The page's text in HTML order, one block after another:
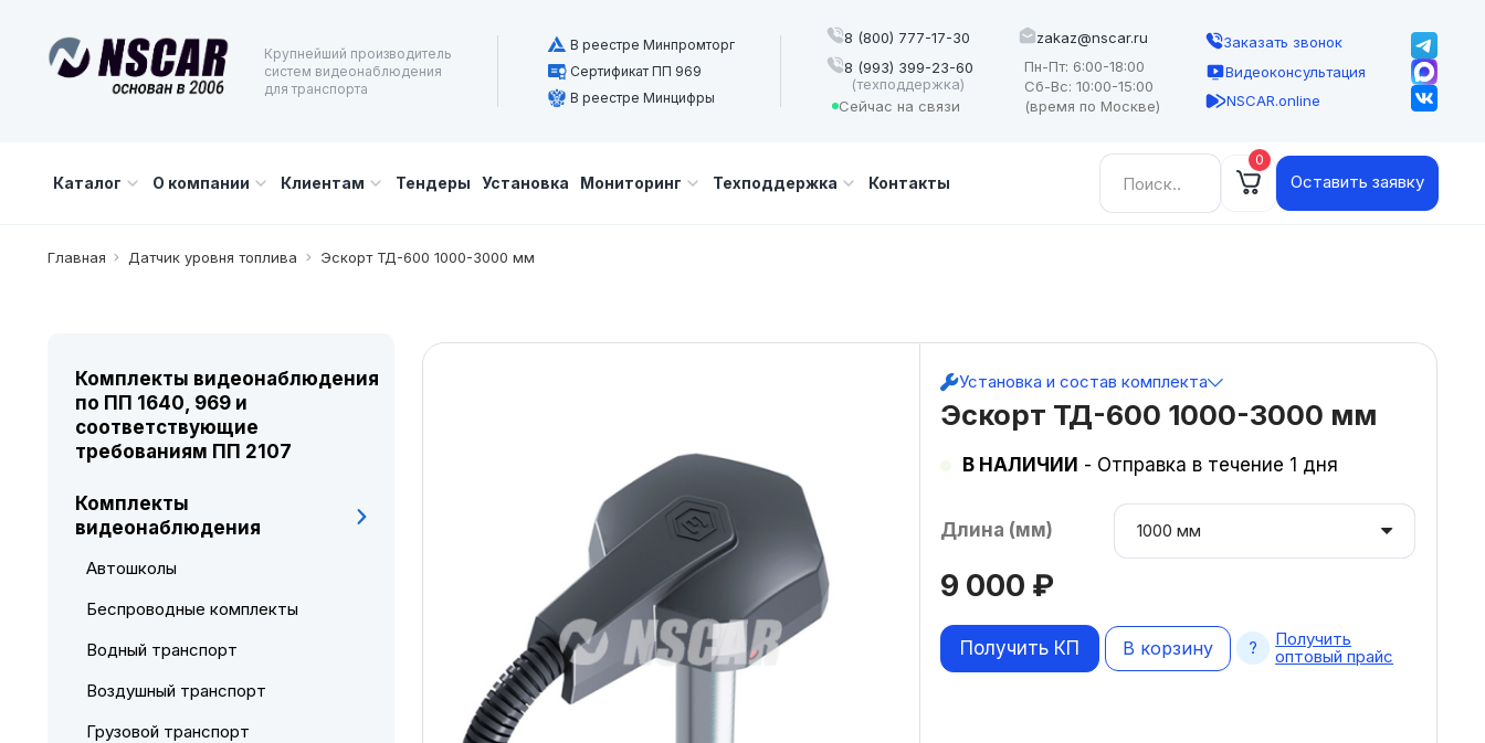
Крупнейший производитель
систем видеонаблюдения
для транспорта
В реестре Минпромторг
Сертификат ПП 969
В реестре Минцифры
8 (800) 777-17-30
8 (993) 399-23-60
(техподдержка)
Сейчас на связи
zakaz@nscar.ru
Пн-Пт: 6:00-18:00
Сб-Вс: 10:00-15:00
(время по Москве)
Заказать звонок
Видеоконсультация
NSCAR.online
Каталог О компании Клиентам Тендеры Установка Мониторинг Техподдержка Контакты
Найти: 0
Оставить заявку
Главная Датчик уровня топлива Эскорт ТД-600 1000-3000 мм
Эскорт ТД-600 1000-3000 мм
В НАЛИЧИИ - Отправка в течение 1 дня
Установка и состав комплекта
Длина (мм)
9 000 ₽
В корзину
Получить КП
Получить
оптовый прайс
Комплекты видеонаблюдения
по ПП 1640, 969 и
соответствующие
требованиям ПП 2107
Комплекты
видеонаблюдения
Автошколы
Беспроводные комплекты
Водный транспорт
Воздушный транспорт
Грузовой транспорт